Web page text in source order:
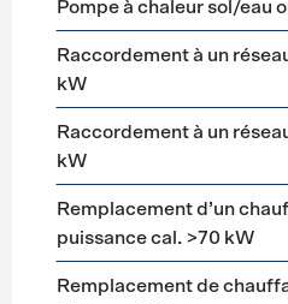
Pompe à chaleur sol/eau
Raccordement à un
kW
Raccordement à un
kW
Remplacement d’un
puissance cal. >70 kW
Remplacement de